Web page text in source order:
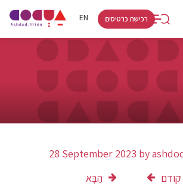
EN
HE
רכישת כרטיסים
28 September 2023 by
קודם
הַבָּא